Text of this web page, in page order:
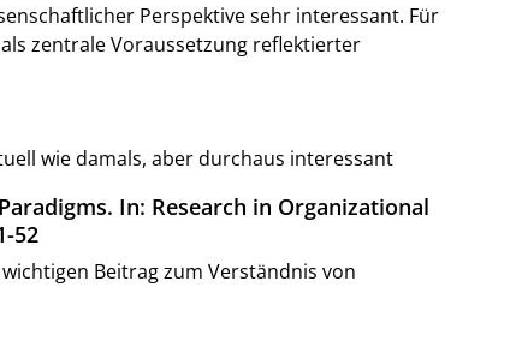
Perspektive sehr interessant. Für
zentrale Voraussetzung reflektierter
wie damals, aber durchaus interessant
In: Research in Organizational
52
Beitrag zum Verständnis von